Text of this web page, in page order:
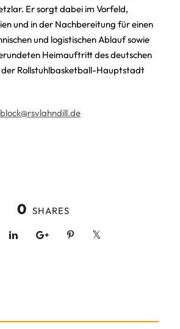
Er sorgt dabei im Vorfeld,
und in der Nachbereitung für einen
und logistischen Ablauf sowie
Heimauftritt des deutschen
der Rollstuhlbasketball-Hauptstadt
0 SHARES